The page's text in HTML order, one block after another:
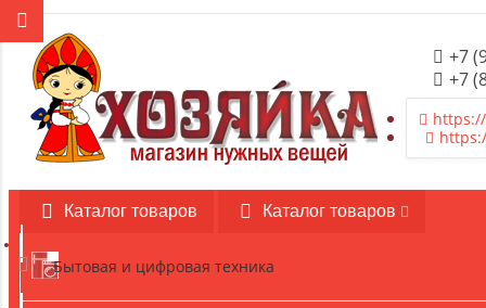
+7
+7
Каталог товаров Каталог товаров
Бытовая и цифровая техника